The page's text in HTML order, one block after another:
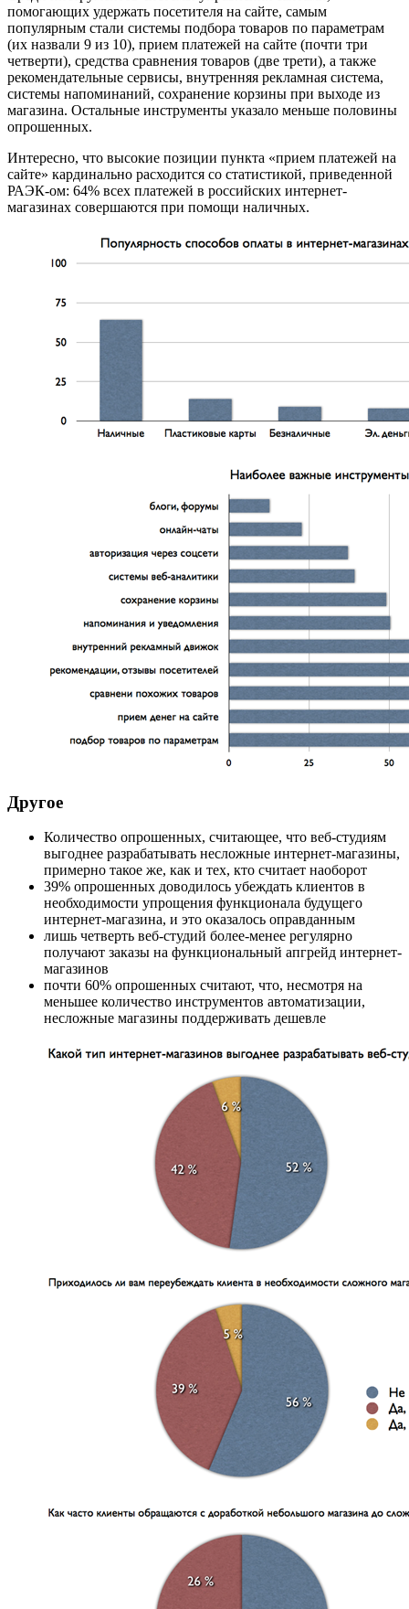
помогающих удержать посетителя на сайте, самым
популярным стали системы подбора товаров по параметрам
(их назвали 9 из 10), прием платежей на сайте (почти три
четверти), средства сравнения товаров (две трети), а также
рекомендательные сервисы, внутренняя рекламная система,
системы напоминаний, сохранение корзины при выходе из
магазина. Остальные инструменты указало меньше половины
опрошенных.
Интересно, что высокие позиции пункта «прием платежей на
сайте» кардинально расходится со статистикой, приведенной
РАЭК-ом: 64% всех платежей в российских интернет-
магазинах совершаются при помощи наличных.
Другое
Количество опрошенных, считающее, что веб-студиям
выгоднее разрабатывать несложные интернет-магазины,
примерно такое же, как и тех, кто считает наоборот
39% опрошенных доводилось убеждать клиентов в
необходимости упрощения функционала будущего
интернет-магазина, и это оказалось оправданным
лишь четверть веб-студий более-менее регулярно
получают заказы на функциональный апгрейд интернет-
магазинов
почти 60% опрошенных считают, что, несмотря на
меньшее количество инструментов автоматизации,
несложные магазины поддерживать дешевле